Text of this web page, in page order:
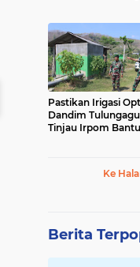
Pastikan Irigasi
Dandim
Tinjau Irpom
Ke
Berita